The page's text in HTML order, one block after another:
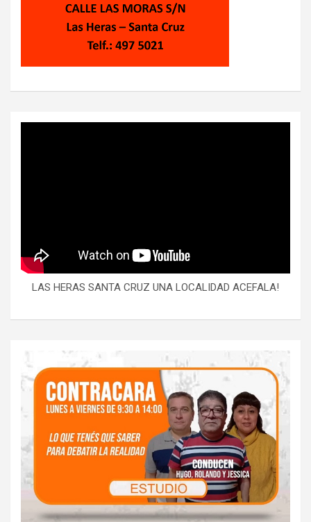
LAS HERAS SANTA CRUZ UNA LOCALIDAD ACEFALA!